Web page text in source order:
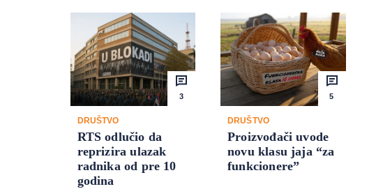
3
DRUŠTVO
RTS odlučio da
reprizira ulazak
radnika od pre 10
godina
5
DRUŠTVO
Proizvođači uvode
novu klasu jaja “za
funkcionere”